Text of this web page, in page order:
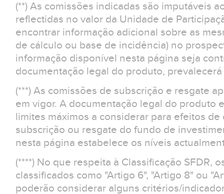
(**) As comissões indicadas são imputáveis
reflectidas no valor da Unidade de
encontrar informação adicional sobre as
de cálculo ou base de incidência) no
informação disponível nesta página seja
documentação legal do produto,
(***) As comissões de subscrição e resgate
em vigor. A documentação legal do produto
limites máximos a considerar para efeitos
subscrição ou resgate do fundo de
nesta página estabelece os níveis
(****) No que respeita à Classificação SFDR,
classificados como "Artigo 6", "Artigo 8" ou
poderão considerar alguns critérios/